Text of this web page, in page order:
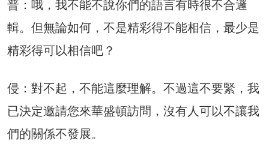
普：哦，我不能不說你們的語言有時很不合邏
輯。但無論如何，不是精彩得不能相信，最少是
精彩得可以相信吧？
侵：對不起，不能這麼理解。不過這不要緊，我
已決定邀請您來華盛頓訪問，沒有人可以不讓我
們的關係不發展。